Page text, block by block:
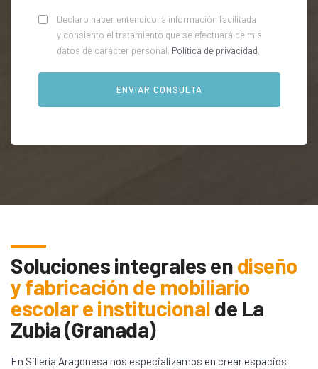
Declaro haber entendido la información facilitada
y consiento el tratamiento que se efectuará de mis
datos de carácter personal. Política de privacidad.
Soluciones integrales endiseño
y fabricación de mobiliario
escolar e institucionalde La
Zubia (Granada)
En Sillería Aragonesa nos especializamos en crear espacios